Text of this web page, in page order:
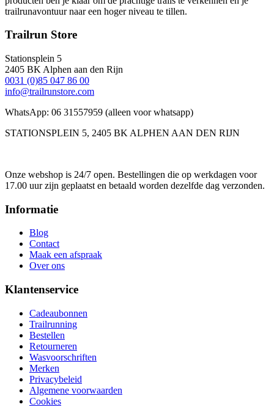
trailrunavontuur naar een hoger niveau te tillen.
Trailrun Store
Stationsplein 5
2405 BK Alphen aan den Rijn
0031 (0)85 047 86 00
info@trailrunstore.com
WhatsApp: 06 31557959 (alleen voor whatsapp)
STATIONSPLEIN 5, 2405 BK ALPHEN AAN DEN RIJN
Onze webshop is 24/7 open. Bestellingen die op werkdagen voor
17.00 uur zijn geplaatst en betaald worden dezelfde dag verzonden.
Informatie
Blog
Contact
Maak een afspraak
Over ons
Klantenservice
Cadeaubonnen
Trailrunning
Bestellen
Retourneren
Wasvoorschriften
Merken
Privacybeleid
Algemene voorwaarden
Cookies